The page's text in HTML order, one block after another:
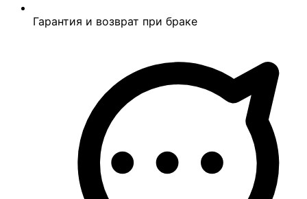
Гарантия и возврат при браке